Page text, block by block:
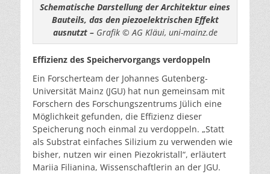
Schematische Darstellung der Architektur eines
Bauteils, das den piezoelektrischen Effekt
ausnutzt –Grafik © AG Kläui, uni-mainz.de
Effizienz des Speichervorgangs verdoppeln
Ein Forscherteam der Johannes Gutenberg-
Universität Mainz (JGU) hat nun gemeinsam mit
Forschern des Forschungszentrums Jülich eine
Möglichkeit gefunden, die Effizienz dieser
Speicherung noch einmal zu verdoppeln. „Statt
als Substrat einfaches Silizium zu verwenden wie
bisher, nutzen wir einen Piezokristall“, erläutert
Mariia Filianina, Wissenschaftlerin an der JGU.